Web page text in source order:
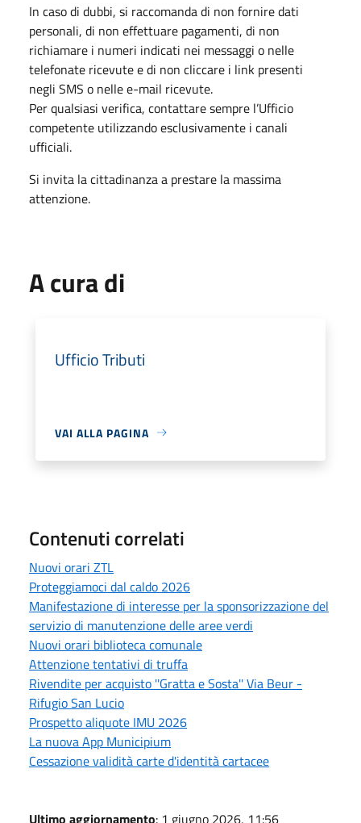
In caso di dubbi, si raccomanda di non fornire dati
personali, di non effettuare pagamenti, di non
richiamare i numeri indicati nei messaggi o nelle
telefonate ricevute e di non cliccare i link presenti
negli SMS o nelle e-mail ricevute.
Per qualsiasi verifica, contattare sempre l’Ufficio
competente utilizzando esclusivamente i canali
ufficiali.
Si invita la cittadinanza a prestare la massima
attenzione.
A cura di
Ufficio Tributi
VAI ALLA PAGINA
Contenuti correlati
Nuovi orari ZTL
Proteggiamoci dal caldo 2026
Manifestazione di interesse per la sponsorizzazione del
servizio di manutenzione delle aree verdi
Nuovi orari biblioteca comunale
Attenzione tentativi di truffa
Rivendite per acquisto ''Gratta e Sosta'' Via Beur -
Rifugio San Lucio
Prospetto aliquote IMU 2026
La nuova App Municipium
Cessazione validità carte d'identità cartacee
Ultimo aggiornamento: 1 giugno 2026, 11:56